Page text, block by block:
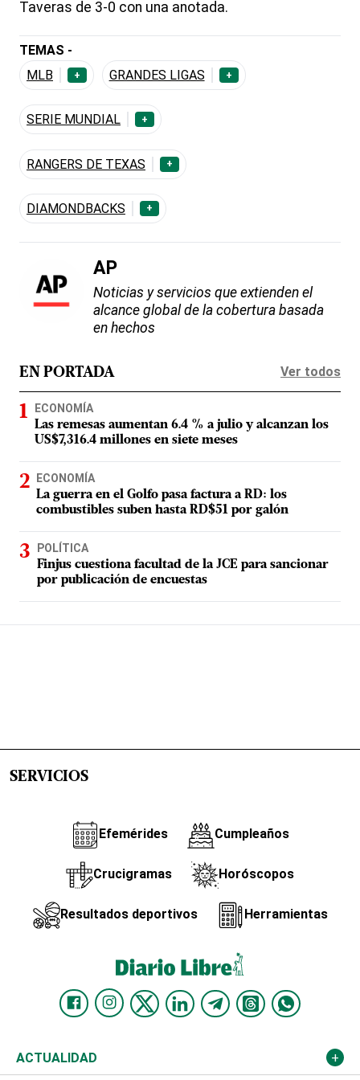
Taveras de 3-0 con una anotada.
TEMAS -
MLB
+ GRANDES LIGAS +
SERIE MUNDIAL +
RANGERS DE TEXAS +
DIAMONDBACKS +
AP
Noticias y servicios que extienden el
alcance global de la cobertura basada
en hechos
EN PORTADA Ver todos
ECONOMÍA
Las remesas aumentan 6.4 % a julio y alcanzan los
US$7,316.4 millones en siete meses
ECONOMÍA
La guerra en el Golfo pasa factura a RD: los
combustibles suben hasta RD$51 por galón
POLÍTICA
Finjus cuestiona facultad de la JCE para sancionar
por publicación de encuestas
SERVICIOS
Efemérides Cumpleaños
Crucigramas Horóscopos
Resultados deportivos Herramientas
ACTUALIDAD